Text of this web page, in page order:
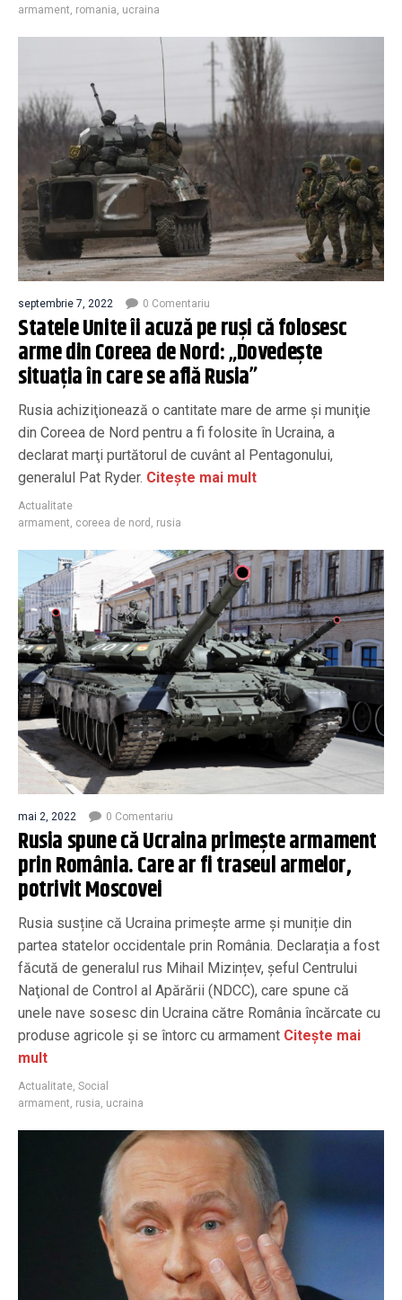
armament, romania, ucraina
septembrie 7, 2022 0 Comentariu
Statele Unite îi acuză pe ruși că folosesc
arme din Coreea de Nord: „Dovedește
situația în care se află Rusia”
Rusia achiziţionează o cantitate mare de arme şi muniţie
din Coreea de Nord pentru a fi folosite în Ucraina, a
declarat marţi purtătorul de cuvânt al Pentagonului,
generalul Pat Ryder. Citește mai mult
Actualitate
armament, coreea de nord , rusia
mai 2, 2022 0 Comentariu
Rusia spune că Ucraina primește armament
prin România. Care ar fi traseul armelor,
potrivit Moscovei
Rusia susține că Ucraina primește arme și muniție din
partea statelor occidentale prin România. Declarația a fost
făcută de generalul rus Mihail Mizințev, șeful Centrului
Naţional de Control al Apărării (NDCC), care spune că
unele nave sosesc din Ucraina către România încărcate cu
produse agricole și se întorc cu armament Citește mai
mult
Actualitate, Social
armament, rusia, ucraina